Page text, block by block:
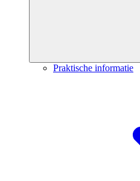
Praktische informatie